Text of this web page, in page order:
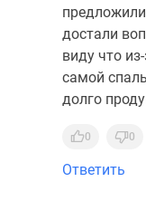
достали
виду что
самой
долго
0 0
Ответить